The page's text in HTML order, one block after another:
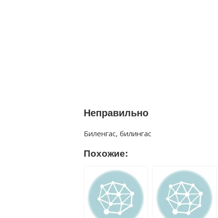
Неправильно
Биленгас, билингас
Похожие: